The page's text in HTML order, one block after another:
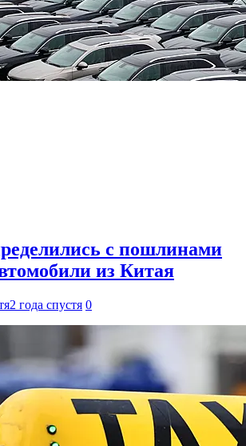
с пошлинами
из Китая
2 года спустя 0